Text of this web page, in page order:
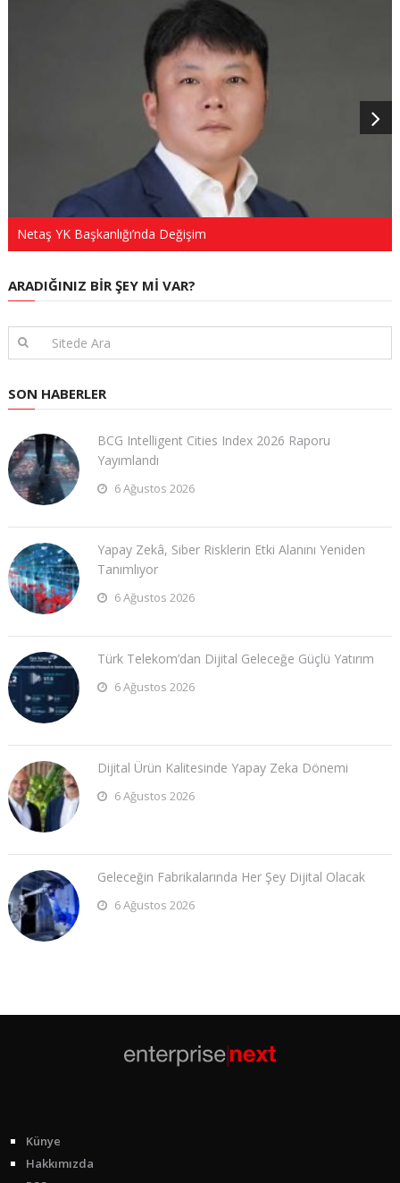
Netaş YK Başkanlığı’nda Değişim
ARADIĞINIZ BIR ŞEY MI VAR?
SON HABERLER
BCG Intelligent Cities Index 2026 Raporu
Yayımlandı
6 Ağustos 2026
Yapay Zekâ, Siber Risklerin Etki Alanını Yeniden
Tanımlıyor
6 Ağustos 2026
Türk Telekom’dan Dijital Geleceğe Güçlü Yatırım
6 Ağustos 2026
Dijital Ürün Kalitesinde Yapay Zeka Dönemi
6 Ağustos 2026
Geleceğin Fabrikalarında Her Şey Dijital Olacak
6 Ağustos 2026
Künye
Hakkımızda